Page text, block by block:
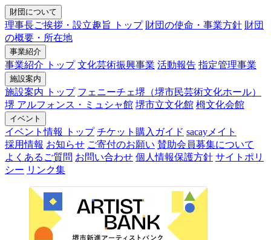
財団について
理事長ご挨拶・設立趣旨 トップ 財団の使命・事業方針 財団
の概要・所在地
事業紹介
事業紹介 トップ 文化芸術振興事業 活動報告 指定管理事業
施設案内
施設案内 トップ フェニーチェ堺（堺市民芸術文化ホール）
堺 アルフォンス・ミュシャ館 堺市立文化館 栂文化会館
イベント
イベント情報 トップ チケット購入ガイド sacayメイト
採用情報 お知らせ ご寄付のお願い 賛助会員募集について
よくあるご質問 お問い合わせ 個人情報保護方針 サイトポリ
シー リンク集